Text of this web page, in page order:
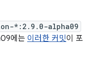
*:2.9.0-alpha09
에는 이러한 커밋이 포